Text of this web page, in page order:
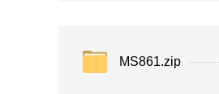
MS861.zip